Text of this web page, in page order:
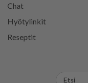
Chat
Hyötylinkit
Reseptit